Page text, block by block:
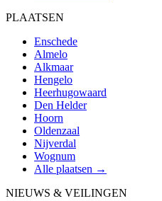
PLAATSEN
Enschede
Almelo
Alkmaar
Hengelo
Heerhugowaard
Den Helder
Hoorn
Oldenzaal
Nijverdal
Wognum
Alle plaatsen →
NIEUWS & VEILINGEN